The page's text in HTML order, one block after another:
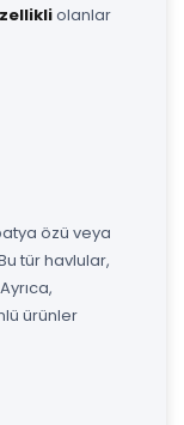
olanlar
özü veya
tür havlular,
ürünler